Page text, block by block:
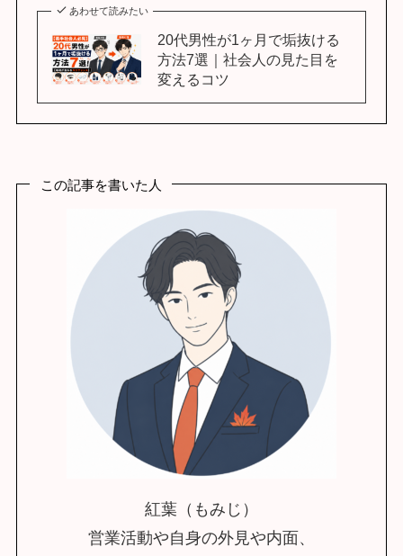
あわせて読みたい
20代男性が1ヶ月で垢抜ける
方法7選｜社会人の見た目を
変えるコツ
この記事を書いた人
紅葉（もみじ）
営業活動や自身の外見や内面、